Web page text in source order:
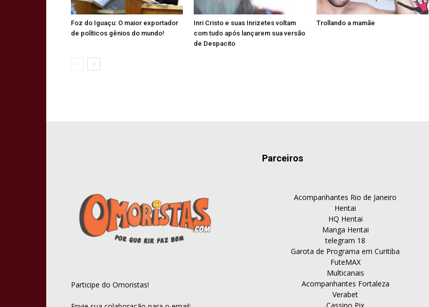
Foz do Iguaçu: O maior exportador
de políticos gênios do mundo!
Inri Cristo e suas Inrizetes voltam
com tudo após lançarem sua versão
de Despacito
Trollando a mamãe
Participe do Omoristas!
Parceiros
Acompanhantes Rio de Janeiro
Hentai
HQ Hentai
Manga Hentai
telegram 18
Garota de Programa em Curitiba
FuteMAX
Multicanais
Acompanhantes Fortaleza
Verabet